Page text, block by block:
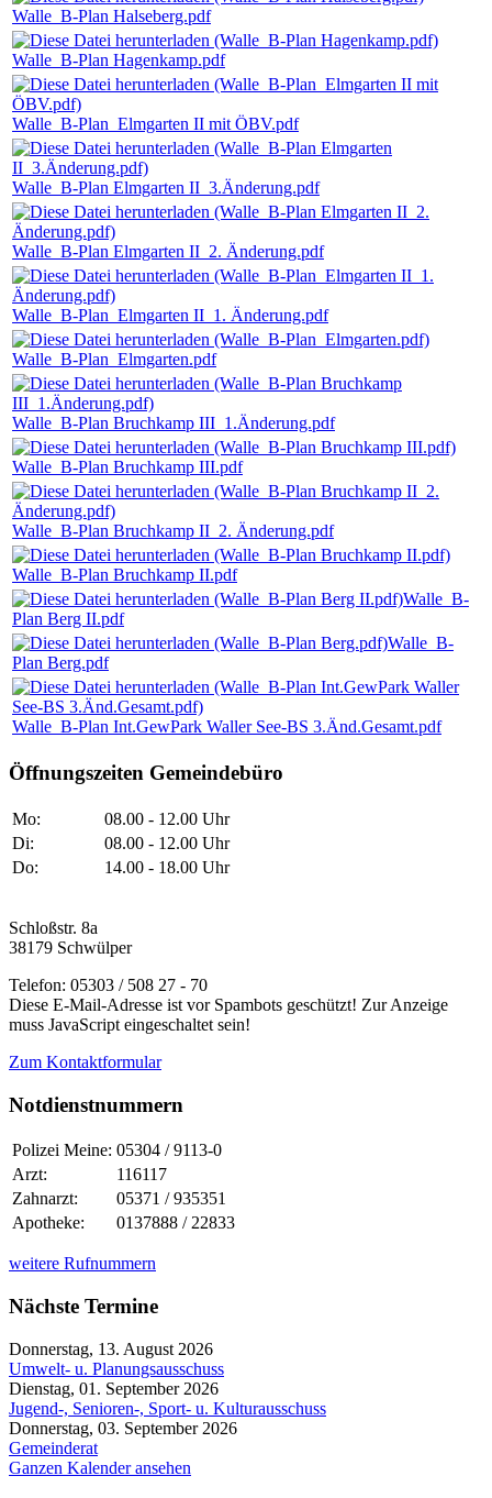
Walle_B-Plan Halseberg.pdf
Walle_B-Plan Hagenkamp.pdf
Walle_B-Plan_Elmgarten II mit ÖBV.pdf
Walle_B-Plan Elmgarten II_3.Änderung.pdf
Walle_B-Plan Elmgarten II_2. Änderung.pdf
Walle_B-Plan_Elmgarten II_1. Änderung.pdf
Walle_B-Plan_Elmgarten.pdf
Walle_B-Plan Bruchkamp III_1.Änderung.pdf
Walle_B-Plan Bruchkamp III.pdf
Walle_B-Plan Bruchkamp II_2. Änderung.pdf
Walle_B-Plan Bruchkamp II.pdf
Walle_B-
Plan Berg II.pdf
Walle_B-
Plan Berg.pdf
Walle_B-Plan Int.GewPark Waller See-BS 3.Änd.Gesamt.pdf
Öffnungszeiten Gemeindebüro
Mo:
08.00 - 12.00 Uhr
Di:
08.00 - 12.00 Uhr
Do:
14.00 - 18.00 Uhr
Schloßstr. 8a
38179 Schwülper
Telefon: 05303 / 508 27 - 70
Diese E-Mail-Adresse ist vor Spambots geschützt! Zur Anzeige
muss JavaScript eingeschaltet sein!
Zum Kontaktformular
Notdienstnummern
Polizei Meine: 05304 / 9113-0
Arzt:
116117
Zahnarzt:
05371 / 935351
Apotheke:
0137888 / 22833
weitere Rufnummern
Nächste Termine
Donnerstag, 13. August 2026
Umwelt- u. Planungsausschuss
Dienstag, 01. September 2026
Jugend-, Senioren-, Sport- u. Kulturausschuss
Donnerstag, 03. September 2026
Gemeinderat
Ganzen Kalender ansehen